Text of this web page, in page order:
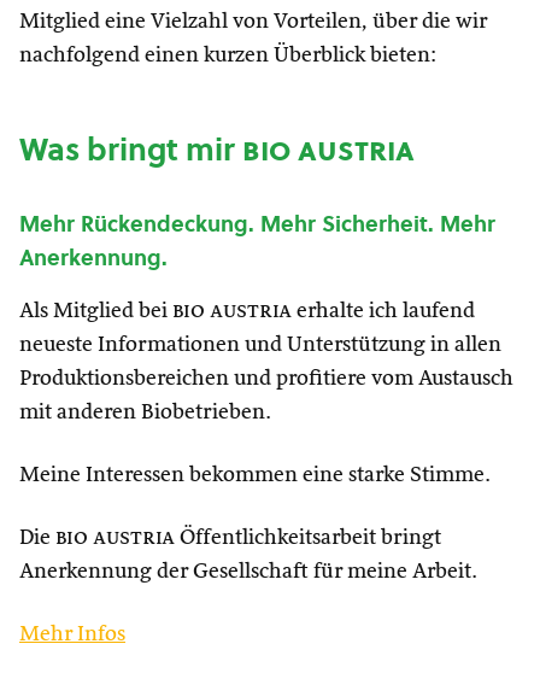
Mitglied eine Vielzahl von Vorteilen, über die wir
nachfolgend einen kurzen Überblick bieten:
Was bringt mirbio austria
Mehr Rückendeckung. Mehr Sicherheit. Mehr
Anerkennung.
Als Mitglied bei bio austria erhalte ich laufend
neueste Informationen und Unterstützung in allen
Produktionsbereichen und profitiere vom Austausch
mit anderen Biobetrieben.
Meine Interessen bekommen eine starke Stimme.
Die bio austria Öffentlichkeitsarbeit bringt
Anerkennung der Gesellschaft für meine Arbeit.
Mehr Infos